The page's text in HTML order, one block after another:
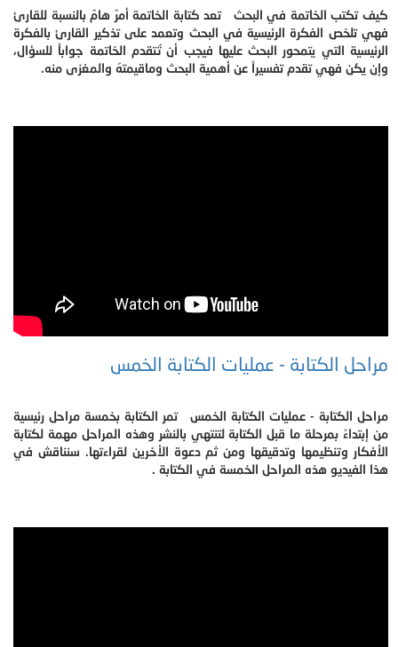
كيف تكتب الخاتمة في البحث تعد كتابة الخاتمة أمرٌ هامٌ بالنسبة للقارئ
فهي تلخص الفكرة الرئيسية في البحث وتعمد على تذكير القارئ بالفكرة
الرئيسية التي يتمحور البحث عليها فيجب أن تُتقدم الخاتمة جواباً للسؤال،
وإن يكن فهي تقدم تفسيراً عن أهمية البحث وماقيمتهُ والمغزى منه.
مراحل الكتابة - عمليات الكتابة الخمس
مراحل الكتابة - عمليات الكتابة الخمس تمر الكتابة بخمسة مراحل رئيسية
من إبتداءً بمرحلة ما قبل الكتابة لتنتهي بالنشر وهذه المراحل مهمة لكتابة
الأفكار وتنظيمها وتدقيقها ومن ثم دعوة الأخرين لقراءتها. سنناقش في
هذا الفيديو هذه المراحل الخمسة في الكتابة .